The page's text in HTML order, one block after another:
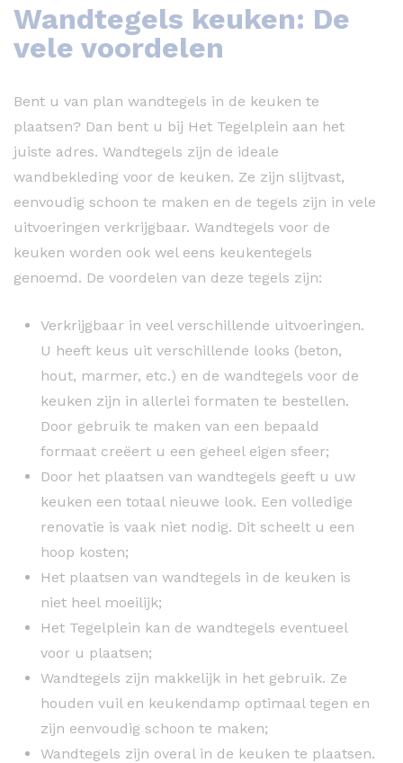
Wandtegels keuken: De
vele voordelen
Bent u van plan wandtegels in de keuken te
plaatsen? Dan bent u bij Het Tegelplein aan het
juiste adres. Wandtegels zijn de ideale
wandbekleding voor de keuken. Ze zijn slijtvast,
eenvoudig schoon te maken en de tegels zijn in vele
uitvoeringen verkrijgbaar. Wandtegels voor de
keuken worden ook wel eens keukentegels
genoemd. De voordelen van deze tegels zijn:
Verkrijgbaar in veel verschillende uitvoeringen.
U heeft keus uit verschillende looks (beton,
hout, marmer, etc.) en de wandtegels voor de
keuken zijn in allerlei formaten te bestellen.
Door gebruik te maken van een bepaald
formaat creëert u een geheel eigen sfeer;
Door het plaatsen van wandtegels geeft u uw
keuken een totaal nieuwe look. Een volledige
renovatie is vaak niet nodig. Dit scheelt u een
hoop kosten;
Het plaatsen van wandtegels in de keuken is
niet heel moeilijk;
Het Tegelplein kan de wandtegels eventueel
voor u plaatsen;
Wandtegels zijn makkelijk in het gebruik. Ze
houden vuil en keukendamp optimaal tegen en
zijn eenvoudig schoon te maken;
Wandtegels zijn overal in de keuken te plaatsen.